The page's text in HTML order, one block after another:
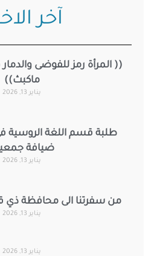
آخر
(( المرأة رمز للفوضى
ماكبث))
يناير 13, 2026
طلبة قسم اللغة الروسية
ضيافة
يناير 13, 2026
من سفرتنا الى محافظة ذي
يناير 13, 2026
يناير 13, 2026